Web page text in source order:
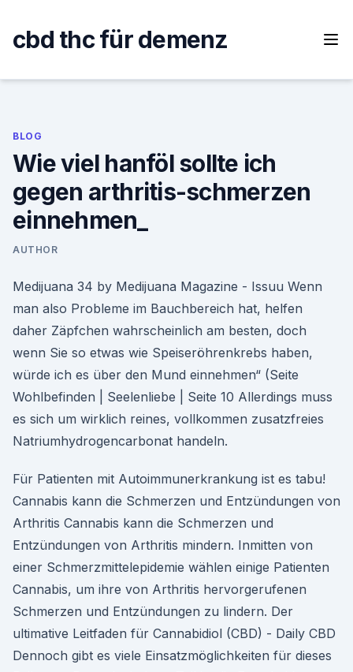
content
cbd thc für demenz
BLOG
Wie viel hanföl sollte ich
gegen arthritis-schmerzen
einnehmen_
AUTHOR
Medijuana 34 by Medijuana Magazine - Issuu Wenn
man also Probleme im Bauchbereich hat, helfen
daher Zäpfchen wahrscheinlich am besten, doch
wenn Sie so etwas wie Speiseröhrenkrebs haben,
würde ich es über den Mund einnehmen“ (Seite
Wohlbefinden | Seelenliebe | Seite 10 Allerdings muss
es sich um wirklich reines, vollkommen zusatzfreies
Natriumhydrogencarbonat handeln.
Für Patienten mit Autoimmunerkrankung ist es tabu!
Cannabis kann die Schmerzen und Entzündungen von
Arthritis Cannabis kann die Schmerzen und
Entzündungen von Arthritis mindern. Inmitten von
einer Schmerzmittelepidemie wählen einige Patienten
Cannabis, um ihre von Arthritis hervorgerufenen
Schmerzen und Entzündungen zu lindern. Der
ultimative Leitfaden für Cannabidiol (CBD) - Daily CBD
Dennoch gibt es viele Einsatzmöglichkeiten für dieses